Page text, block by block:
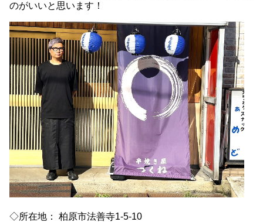
のがいいと思います！
◇所在地： 柏原市法善寺1-5-10